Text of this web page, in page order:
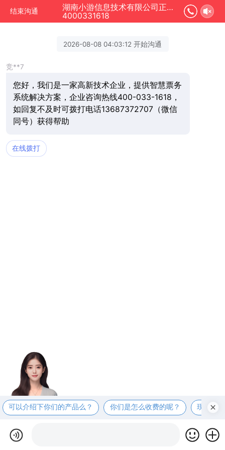
结束沟通
湖南小游信息技术有限公司正在为您服务
4000331618
2026-08-08 04:03:12 开始沟通
竞**7
您好，我们是一家高新技术企业，提供智慧票务
系统解决方案，企业咨询热线400-033-1618，
如回复不及时可拨打电话13687372707（微信
同号）获得帮助
在线拨打
可以介绍下你们的产品么？ 你们是怎么收费的呢？ 现在有